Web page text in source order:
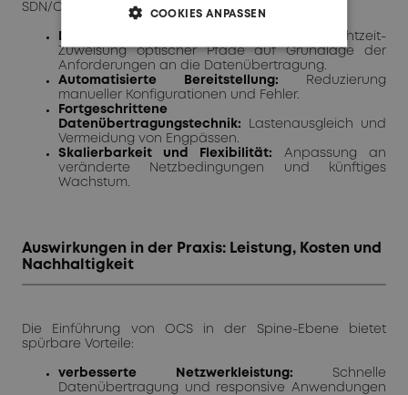
SDN/Orchestrator unerlässlich. Dies ermöglicht:
Echtzeit-
Zuweisung optischer Pfade auf Grundlage der
Anforderungen an die Datenübertragung.
Automatisierte Bereitstellung:
Reduzierung
manueller Konfigurationen und Fehler.
Fortgeschrittene
Datenübertragungstechnik:
Lastenausgleich und
Vermeidung von Engpässen.
Skalierbarkeit und Flexibilität: Anpassung an
veränderte Netzbedingungen und künftiges
Wachstum.
Auswirkungen in der Praxis: Leistung, Kosten und
Nachhaltigkeit
Die Einführung von OCS in der Spine-Ebene bietet
spürbare Vorteile:
verbesserte Netzwerkleistung: Schnelle
Datenübertragung und responsive Anwendungen
COOKIES ANPASSEN